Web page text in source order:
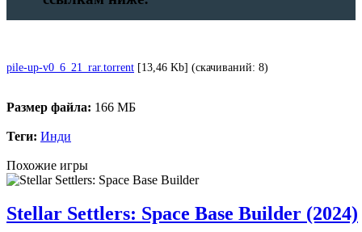
pile-up-v0_6_21_rar.torrent [13,46 Kb] (cкачиваний: 8)
Размер файла: 166 МБ
Теги: Инди
Похожие игры
Stellar Settlers: Space Base Builder (2024)